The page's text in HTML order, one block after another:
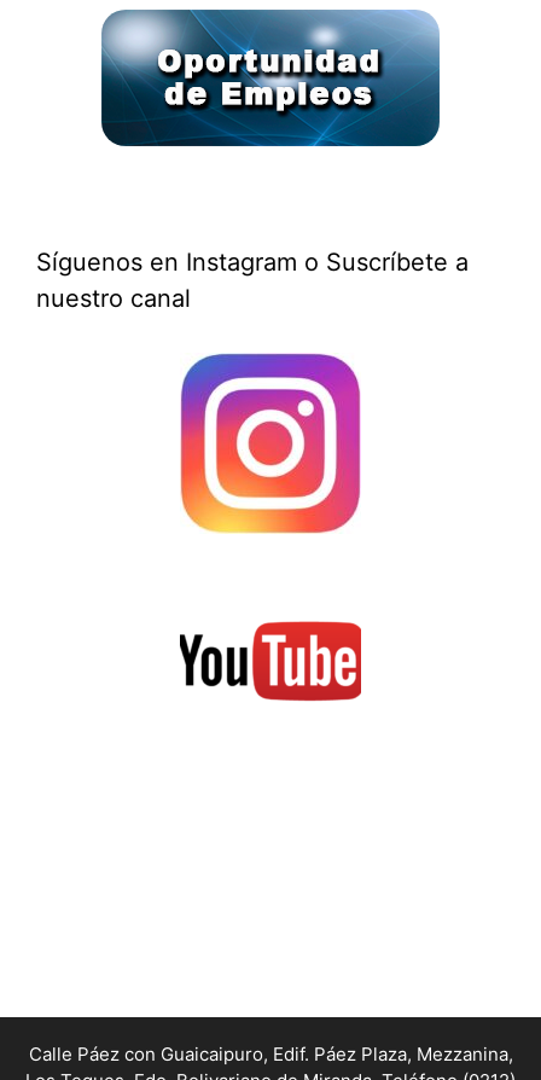
Síguenos en Instagram o Suscríbete a
nuestro canal
Calle Páez con Guaicaipuro, Edif. Páez Plaza, Mezzanina,